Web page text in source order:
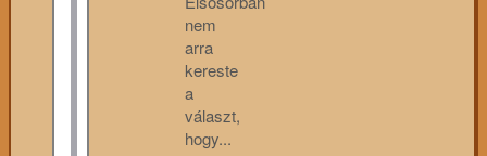
nem
arra
kereste
a
választ,
hogy...